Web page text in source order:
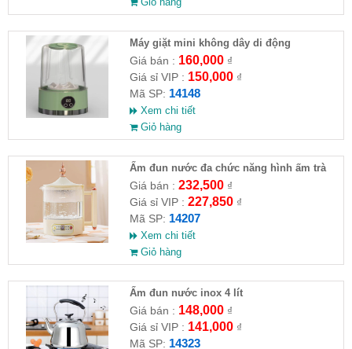
Máy giặt mini không dây di động
Giá bán : 160,000₫
Giá sỉ VIP : 150,000₫
Mã SP: 14148
Xem chi tiết
Giỏ hàng
Ấm đun nước đa chức năng hình ấm trà
Giá bán : 232,500₫
Giá sỉ VIP : 227,850₫
Mã SP: 14207
Xem chi tiết
Giỏ hàng
Ấm đun nước inox 4 lít
Giá bán : 148,000₫
Giá sỉ VIP : 141,000₫
Mã SP: 14323